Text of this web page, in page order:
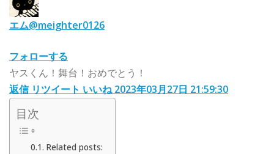
エム@meighter0126
フォローする
ヤスくん！舞台！おめでとう！
返信 リツイート いいね 2023年03月27日 21:59:30
目次
Related posts: